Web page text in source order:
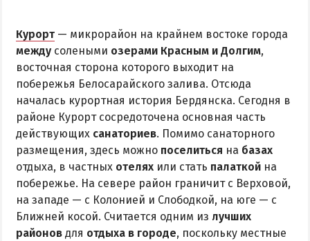
Курорт — микрорайон на крайнем востоке города
между солеными озерами Красным и Долгим,
восточная сторона которого выходит на
побережья Белосарайского залива. Отсюда
началась курортная история Бердянска. Сегодня в
районе Курорт сосредоточена основная часть
действующих санаториев. Помимо санаторного
размещения, здесь можно поселиться на базах
отдыха, в частных отелях или стать палаткой на
побережье. На севере район граничит с Верховой,
на западе — с Колонией и Слободкой, на юге — с
Ближней косой. Считается одним из лучших
районов для отдыха в городе, поскольку местные